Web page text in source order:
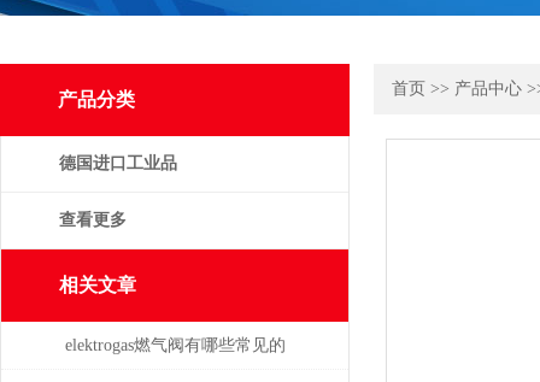
产品分类
德国进口工业品
查看更多
相关文章
elektrogas燃气阀有哪些常见的
首页 >> 产品中心